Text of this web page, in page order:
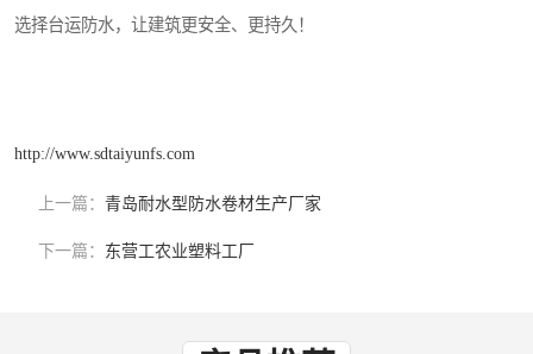
选择台运防水，让建筑更安全、更持久！
http://www.sdtaiyunfs.com
上一篇： 青岛耐水型防水卷材生产厂家
下一篇： 东营工农业塑料工厂